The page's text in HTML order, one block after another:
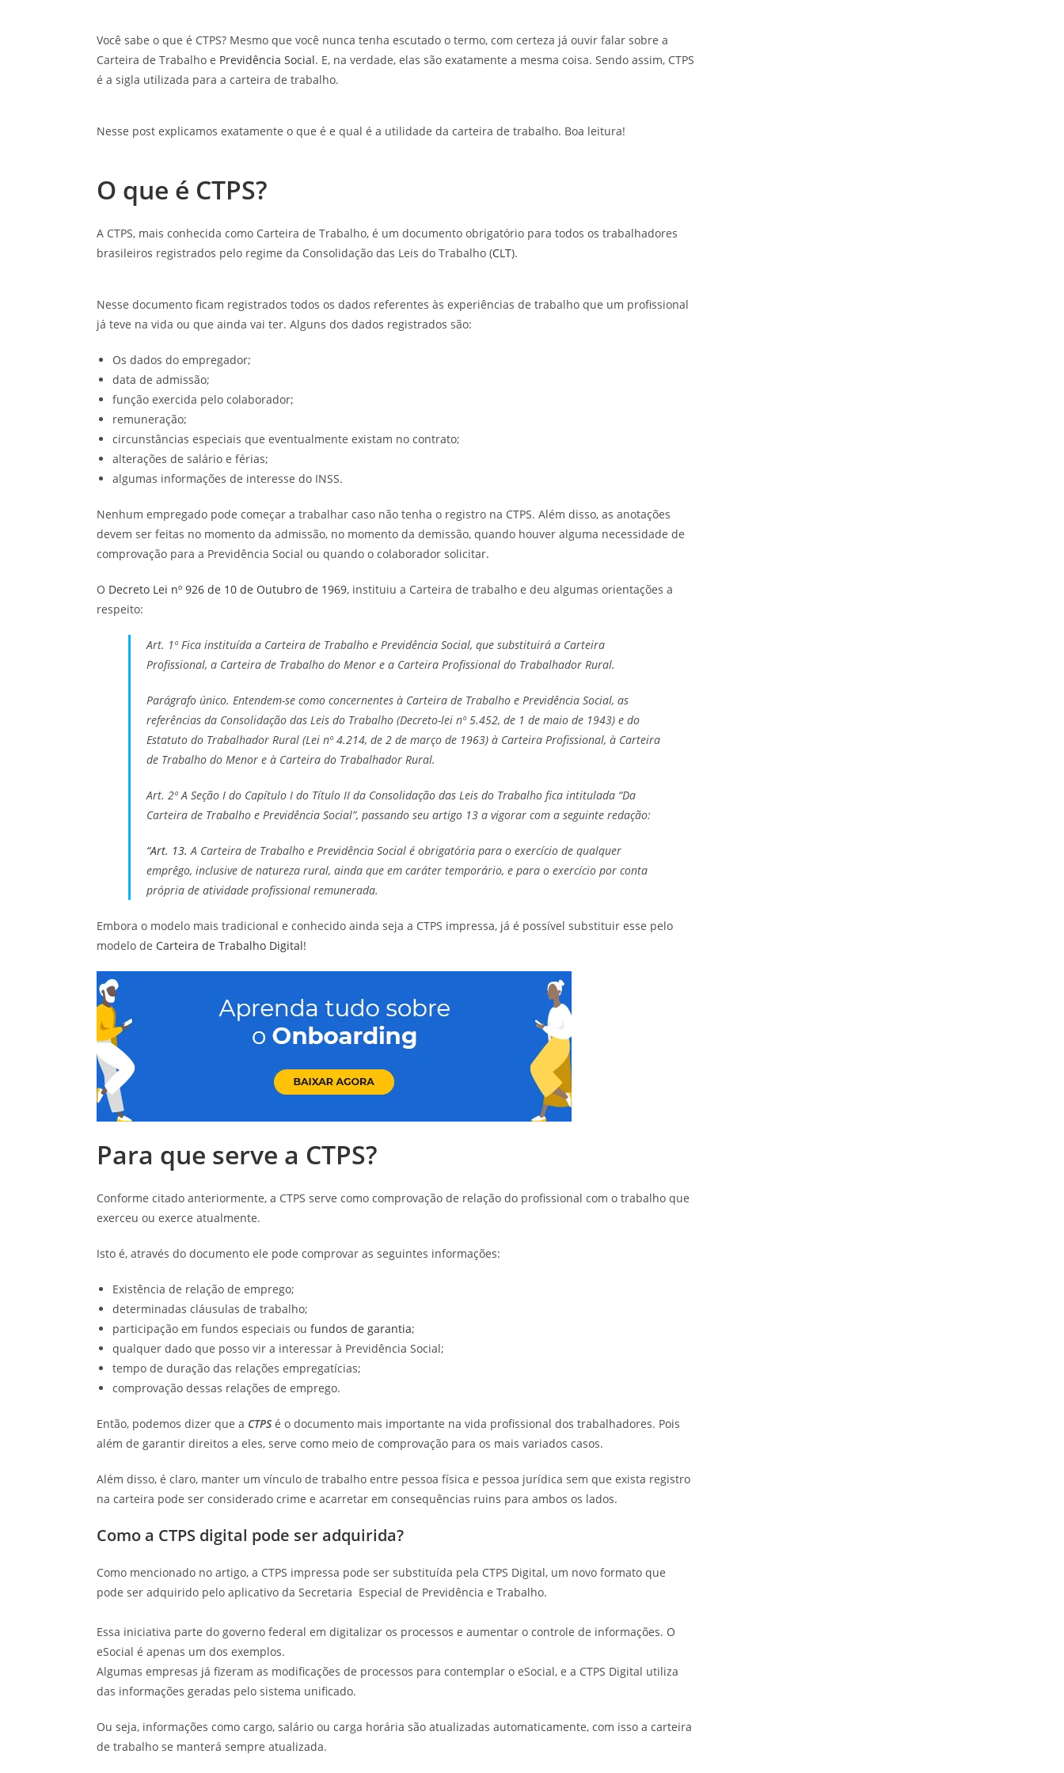
Você sabe o que é CTPS? Mesmo que você nunca tenha escutado o termo, com certeza já ouvir falar sobre a
Carteira de Trabalho e Previdência Social. E, na verdade, elas são exatamente a mesma coisa. Sendo assim, CTPS
é a sigla utilizada para a carteira de trabalho.
Nesse post explicamos exatamente o que é e qual é a utilidade da carteira de trabalho. Boa leitura!
O que é CTPS?
A CTPS, mais conhecida como Carteira de Trabalho, é um documento obrigatório para todos os trabalhadores
brasileiros registrados pelo regime da Consolidação das Leis do Trabalho (CLT).
Nesse documento ficam registrados todos os dados referentes às experiências de trabalho que um profissional
já teve na vida ou que ainda vai ter. Alguns dos dados registrados são:
Os dados do empregador;
data de admissão;
função exercida pelo colaborador;
remuneração;
circunstâncias especiais que eventualmente existam no contrato;
alterações de salário e férias;
algumas informações de interesse do INSS.
Nenhum empregado pode começar a trabalhar caso não tenha o registro na CTPS. Além disso, as anotações
devem ser feitas no momento da admissão, no momento da demissão, quando houver alguma necessidade de
comprovação para a Previdência Social ou quando o colaborador solicitar.
O Decreto Lei nº 926 de 10 de Outubro de 1969, instituiu a Carteira de trabalho e deu algumas orientações a
respeito:
Art. 1º Fica instituída a Carteira de Trabalho e Previdência Social, que substituirá a Carteira
Profissional, a Carteira de Trabalho do Menor e a Carteira Profissional do Trabalhador Rural.
Parágrafo único. Entendem-se como concernentes à Carteira de Trabalho e Previdência Social, as
referências da Consolidação das Leis do Trabalho (Decreto-lei nº 5.452, de 1 de maio de 1943) e do
Estatuto do Trabalhador Rural (Lei nº 4.214, de 2 de março de 1963) à Carteira Profissional, à Carteira
de Trabalho do Menor e à Carteira do Trabalhador Rural.
Art. 2º A Seção I do Capítulo I do Título II da Consolidação das Leis do Trabalho fica intitulada “Da
Carteira de Trabalho e Previdência Social”, passando seu artigo 13 a vigorar com a seguinte redação:
“Art. 13. A Carteira de Trabalho e Previdência Social é obrigatória para o exercício de qualquer
emprêgo, inclusive de natureza rural, ainda que em caráter temporário, e para o exercício por conta
própria de atividade profissional remunerada.
Embora o modelo mais tradicional e conhecido ainda seja a CTPS impressa, já é possível substituir esse pelo
modelo de Carteira de Trabalho Digital!
Para que serve a CTPS?
Conforme citado anteriormente, a CTPS serve como comprovação de relação do profissional com o trabalho que
exerceu ou exerce atualmente.
Isto é, através do documento ele pode comprovar as seguintes informações:
Existência de relação de emprego;
determinadas cláusulas de trabalho;
participação em fundos especiais ou fundos de garantia;
qualquer dado que posso vir a interessar à Previdência Social;
tempo de duração das relações empregatícias;
comprovação dessas relações de emprego.
Então, podemos dizer que a CTPSé o documento mais importante na vida profissional dos trabalhadores. Pois
além de garantir direitos a eles, serve como meio de comprovação para os mais variados casos.
Além disso, é claro, manter um vínculo de trabalho entre pessoa física e pessoa jurídica sem que exista registro
na carteira pode ser considerado crime e acarretar em consequências ruins para ambos os lados.
Como a CTPS digital pode ser adquirida?
Como mencionado no artigo, a CTPS impressa pode ser substituída pela CTPS Digital, um novo formato que
pode ser adquirido pelo aplicativo da Secretaria Especial de Previdência e Trabalho.
Essa iniciativa parte do governo federal em digitalizar os processos e aumentar o controle de informações. O
eSocial é apenas um dos exemplos.
Algumas empresas já fizeram as modificações de processos para contemplar o eSocial, e a CTPS Digital utiliza
das informações geradas pelo sistema unificado.
Ou seja, informações como cargo, salário ou carga horária são atualizadas automaticamente, com isso a carteira
de trabalho se manterá sempre atualizada.